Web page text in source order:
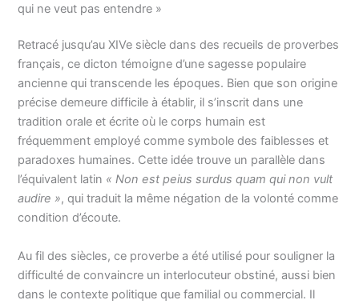
qui ne veut pas entendre »
Retracé jusqu’au XIVe siècle dans des recueils de proverbes
français, ce dicton témoigne d’une sagesse populaire
ancienne qui transcende les époques. Bien que son origine
précise demeure difficile à établir, il s’inscrit dans une
tradition orale et écrite où le corps humain est
fréquemment employé comme symbole des faiblesses et
paradoxes humaines. Cette idée trouve un parallèle dans
l’équivalent latin « Non est peius surdus quam qui non vult
audire », qui traduit la même négation de la volonté comme
condition d’écoute.
Au fil des siècles, ce proverbe a été utilisé pour souligner la
difficulté de convaincre un interlocuteur obstiné, aussi bien
dans le contexte politique que familial ou commercial. Il